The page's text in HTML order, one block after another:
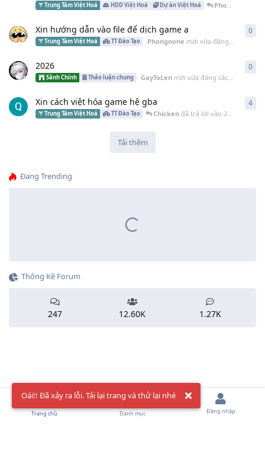
Trung Tâm Việt Hoá HDD Việt Hoá Dự án Việt Hoá PhongInk
Xin hướng dẫn vào file để dịch game ạ
Trung Tâm Việt Hoá TT Đào Tạo Phongnone mới vừa đăng cách đây
0
2026
Sảnh Chính Thảo luận chung GayToLenmới vừa đăng cách đây
0
Xin cách việt hóa game hệ gba
Trung Tâm Việt Hoá TT Đào Tạo Chicken đã trả lời vào 27 Th12 2025
4
Tải thêm
Đang Trending
Thống Kê Forum
247 12.60K 1.27K
Oái!! Đã xảy ra lỗi. Tải lại trang và thử lại nhé
Trang chủ Danh mục Đăng nhập